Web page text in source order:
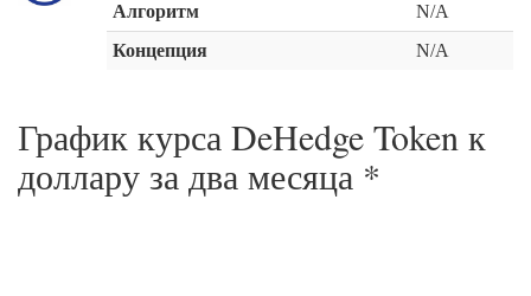
Алгоритм
N/A
Концепция
N/A
График курса DeHedge Token к
доллару за два месяца *